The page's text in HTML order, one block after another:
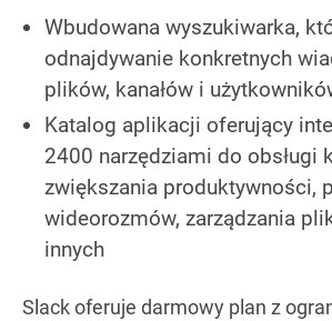
Wbudowana wyszukiwarka,
odnajdywanie konkretnych
plików, kanałów i
Katalog aplikacji oferujący
2400 narzędziami do obsługi
zwiększania produktywności,
wideorozmów, zarządzania
innych
Slack oferuje darmowy plan z